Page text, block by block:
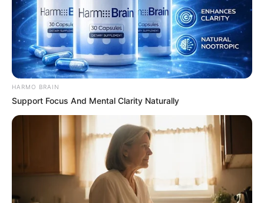
Espaço Educar
HARMO BRAIN
Support Focus And Mental Clarity Naturally